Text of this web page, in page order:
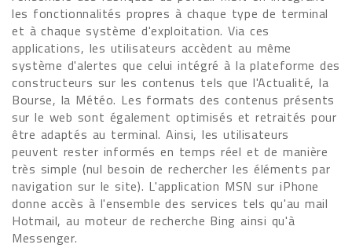
les fonctionnalités propres à chaque type de terminal
et à chaque système d'exploitation. Via ces
applications, les utilisateurs accèdent au même
système d'alertes que celui intégré à la plateforme des
constructeurs sur les contenus tels que l'Actualité, la
Bourse, la Météo. Les formats des contenus présents
sur le web sont également optimisés et retraités pour
être adaptés au terminal. Ainsi, les utilisateurs
peuvent rester informés en temps réel et de manière
très simple (nul besoin de rechercher les éléments par
navigation sur le site). L'application MSN sur iPhone
donne accès à l'ensemble des services tels qu'au mail
Hotmail, au moteur de recherche Bing ainsi qu'à
Messenger.